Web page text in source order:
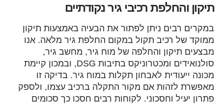
תיקון והחלפת רכיבי גיר נקודתיים
במקרים רבים ניתן לפתור את הבעיה באמצעות תיקון
ממוקד של רכיב תקול במקום החלפת גיר מלאה. אנו
מבצעים תיקון והחלפה של מוח גיר, מחשב גיר,
סולנואידים ומכטרוניקס בתיבות DSG, ובמכון קיימת
מכונה ייעודית לאבחון תקלות במוח גיר. בדיקה זו
מאפשרת לזהות אם מקור התקלה ברכיב עצמו, ולספק
פתרון יעיל וחסכוני. לקוחות רבים חסכו כך סכומים